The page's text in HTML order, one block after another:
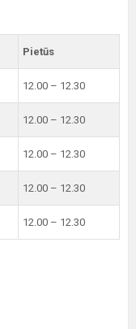
Pietūs
12.00 – 12.30
12.00 – 12.30
12.00 – 12.30
12.00 – 12.30
12.00 – 12.30